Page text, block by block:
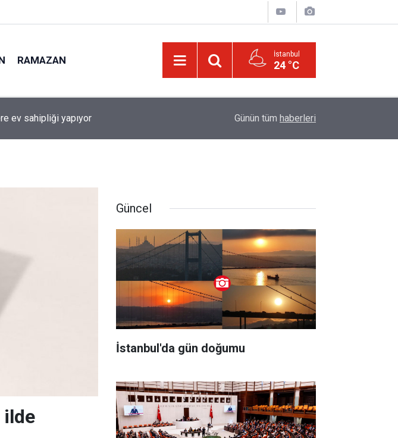
RAMAZAN İstanbul
24 °C
ev sahipliği yapıyor Kur’an'daki bazı şahıs isimlerinin mucizevi
Günün tüm haberleri
ilde
Güncel
İstanbul'da gün doğumu